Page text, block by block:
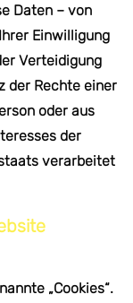
Daten – von
Einwilligung
Verteidigung
der Rechte einer
oder aus
der
verarbeitet
„Cookies“.